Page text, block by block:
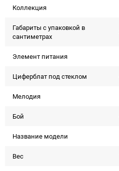
Коллекция
Габариты с упаковкой в
сантиметрах
Элемент питания
Циферблат под стеклом
Мелодия
Бой
Название модели
Вес